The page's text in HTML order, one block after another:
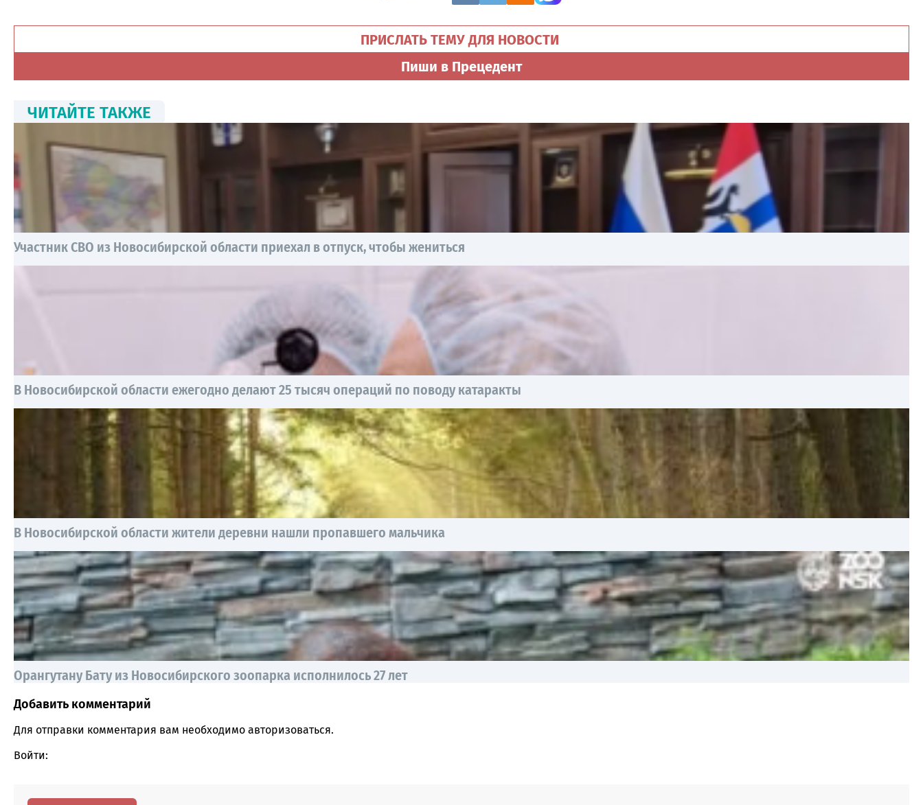
ПРИСЛАТЬ ТЕМУ ДЛЯ НОВОСТИ
Пиши в Прецедент
ЧИТАЙТЕ ТАКЖЕ
Участник СВО из Новосибирской области приехал в отпуск, чтобы жениться
В Новосибирской области ежегодно делают 25 тысяч операций по поводу катаракты
В Новосибирской области жители деревни нашли пропавшего мальчика
Орангутану Бату из Новосибирского зоопарка исполнилось 27 лет
Comment section
Добавить комментарий
Для отправки комментария вам необходимо авторизоваться.
Войти: